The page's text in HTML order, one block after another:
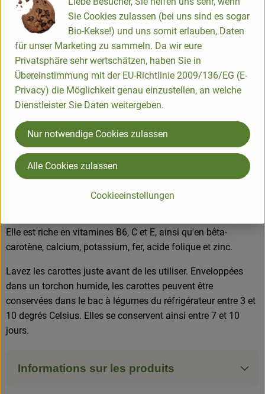
difficulté:
einfach 4Ingrédients einfach
Info
La carotte est originaire de l'Afghanistan, du Pakistan et de
l'Iran actuels et remonte à l'Antiquité. Il existe de nombreuses
variétés de couleurs différentes, allant de l'orange au blanc
en passant par le jaune et le violet.
Le goût de la carotte est plutôt sucré, mais peut aussi être
Elle est riche en vitamines B6, C et E, ainsi qu'en bêta-
carotène, calcium, potassium, fer, acide folique et zinc.
Lavez les carottes juste avant de les utiliser. Enveloppées
dans un torchon humide, les carottes peuvent être
conservées dans le bac à légumes du réfrigérateur entre 3 et
10 degrés Celsius. Elles se conservent ainsi entre 7 et 10
jours.
Informations sur les produits
Sie Cookies zulassen (bei uns sind es sogar
Bio-Kekse!) und uns somit erlauben, Daten
für unser Marketing zu sammeln. Da wir eure
Privatsphäre sehr wertschätzen, haben Sie in
Übereinstimmung mit der EU-Richtlinie 2009/136/EG (E-
Privacy) die Möglichkeit genau einzustellen, an welche
Dienstleister Sie Daten weitergeben.
Cookieeinstellungen
Nur notwendige Cookies zulassen
Alle Cookies zulassen